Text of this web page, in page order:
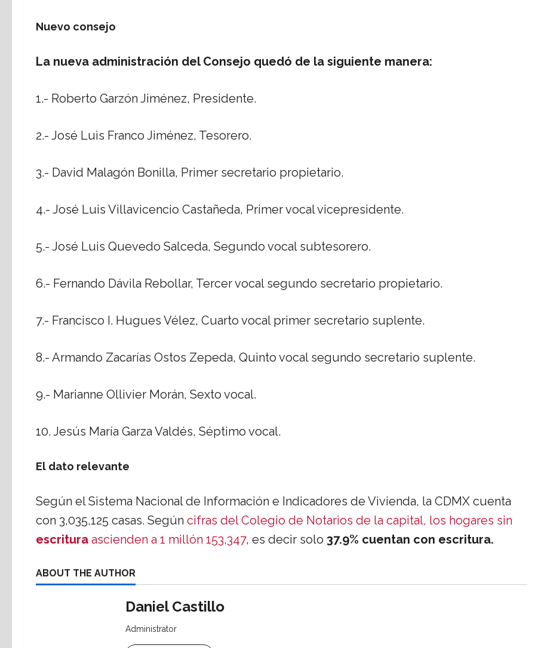
Nuevo consejo
La nueva administración del Consejo quedó de la siguiente manera:
1.- Roberto Garzón Jiménez, Presidente.
2.- José Luis Franco Jiménez, Tesorero.
3.- David Malagón Bonilla, Primer secretario propietario.
4.- José Luis Villavicencio Castañeda, Primer vocal vicepresidente.
5.- José Luis Quevedo Salceda, Segundo vocal subtesorero.
6.- Fernando Dávila Rebollar, Tercer vocal segundo secretario propietario.
7.- Francisco I. Hugues Vélez, Cuarto vocal primer secretario suplente.
8.- Armando Zacarías Ostos Zepeda, Quinto vocal segundo secretario suplente.
9.- Marianne Ollivier Morán, Sexto vocal.
10. Jesús María Garza Valdés, Séptimo vocal.
El dato relevante
Según el Sistema Nacional de Información e Indicadores de Vivienda, la CDMX cuenta
con 3,035,125 casas. Según cifras del Colegio de Notarios de la capital, los hogares sin
escritura ascienden a 1 millón 153,347, es decir solo 37.9% cuentan con escritura.
ABOUT THE AUTHOR
Daniel Castillo
Administrator